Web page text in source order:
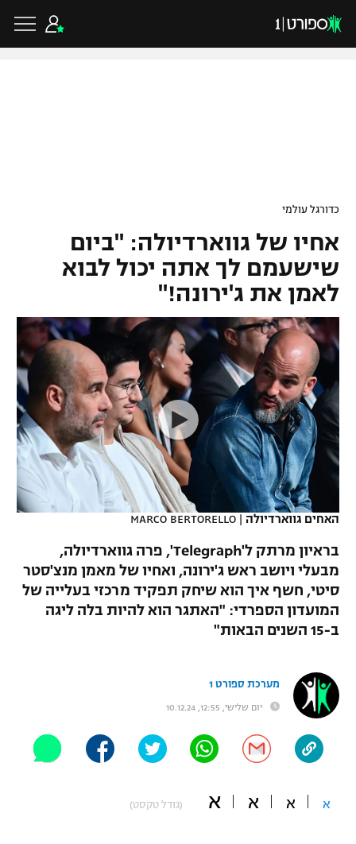
VOD
רץ ברשת
תוצאות
לוח שידורים
ברחבה
"מעל הליגה" – פודקאסט
"מחצית בשכונה" – פודקאסט
גביע הטוטו
ליגיונרים
גביע המדינה
נבחרת ישראל
מכבי חיפה
בית"ר ירושלים
מכבי תל אביב
הפועל חיפה
הפועל באר שבע
בני יהודה
ליגת האלופות
ליגה אירופית
ליגה אנגלית
ליגה גרמנית
ליגה ספרדית
ליגה איטלקית
ליגה צרפתית
ליגה הולנדית
ליגה טורקית
ליגה ברזילאית
כדורסל ישראלי
ליגת ווינר סל
ליגה לאומית
כדורסל נשים
מכבי תל אביב
הפועל חולון
הפועל ירושלים
דני אבדיה
כדורסל עולמי
NBA
יורוליג
יורוקאפ
ענפים נוספים
טניס
כדוריד
כדורעף
שחייה
ג'ודו
אגרוף
ספורט אולימפי
היאבקות WWE
אופניים
כדורגל עולמי
אחיו של גווארדיולה: "ביום
שישעמם לך אתה יכול לבוא
לאמן את ג'ירונה!"
האחים גווארדיולה |
MARCO BERTORELLO
בראיון מרתק ל'Telegraph', פרה גווארדיולה,
מבעלי ויושב ראש ג'ירונה, ואחיו של מאמן מנצ'סטר
סיטי, חשף איך הוא שיחק תפקיד מרכזי בעלייה של
המועדון הספרדי: "האתגר הוא להיות בלה ליגה
ב-15 השנים הבאות"
מערכת ספורט 1
יום שלישי, 12:55, 10.12.24
א א א א (גודל טקסט)